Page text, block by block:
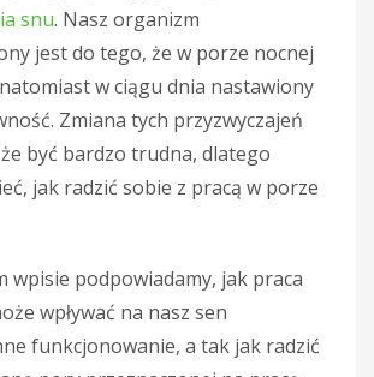
snu. Nasz organizm
jest do tego, że w porze nocnej
w ciągu dnia nastawiony
Zmiana tych przyzwyczajeń
być bardzo trudna, dlatego
jak radzić sobie z pracą w porze
wpisie podpowiadamy, jak praca
wpływać na nasz sen
funkcjonowanie, a tak jak radzić